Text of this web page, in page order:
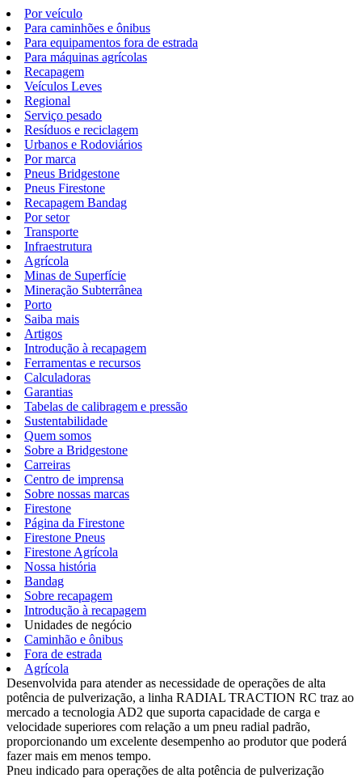
Por veículo
Para caminhões e ônibus
Para equipamentos fora de estrada
Para máquinas agrícolas
Recapagem
Veículos Leves
Regional
Serviço pesado
Resíduos e reciclagem
Urbanos e Rodoviários
Por marca
Pneus Bridgestone
Pneus Firestone
Recapagem Bandag
Por setor
Transporte
Infraestrutura
Agrícola
Minas de Superfície
Mineração Subterrânea
Porto
Saiba mais
Artigos
Introdução à recapagem
Ferramentas e recursos
Calculadoras
Garantias
Tabelas de calibragem e pressão
Sustentabilidade
Quem somos
Sobre a Bridgestone
Carreiras
Centro de imprensa
Sobre nossas marcas
Firestone
Página da Firestone
Firestone Pneus
Firestone Agrícola
Nossa história
Bandag
Sobre recapagem
Introdução à recapagem
Unidades de negócio
Caminhão e ônibus
Fora de estrada
Agrícola
Desenvolvida para atender as necessidade de operações de alta
potência de pulverização, a linha RADIAL TRACTION RC traz ao
mercado a tecnologia AD2 que suporta capacidade de carga e
velocidade superiores com relação a um pneu radial padrão,
proporcionando um excelente desempenho ao produtor que poderá
fazer mais em menos tempo.
Pneu indicado para operações de alta potência de pulverização